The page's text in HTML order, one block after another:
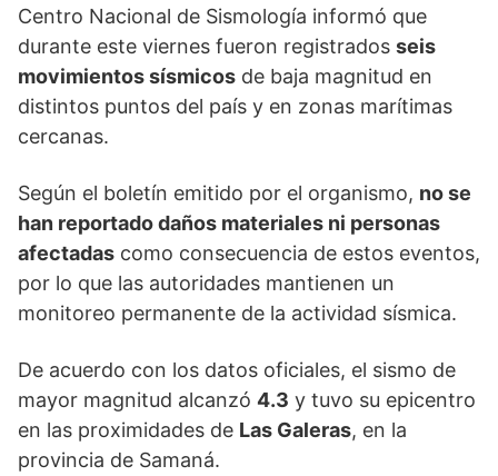
Centro Nacional de Sismología informó que
durante este viernes fueron registrados seis
movimientos sísmicos de baja magnitud en
distintos puntos del país y en zonas marítimas
cercanas.
Según el boletín emitido por el organismo, no se
han reportado daños materiales ni personas
afectadas como consecuencia de estos eventos,
por lo que las autoridades mantienen un
monitoreo permanente de la actividad sísmica.
De acuerdo con los datos oficiales, el sismo de
mayor magnitud alcanzó 4.3 y tuvo su epicentro
en las proximidades de Las Galeras, en la
provincia de Samaná.